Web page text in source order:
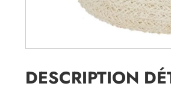
DESCRIPTION